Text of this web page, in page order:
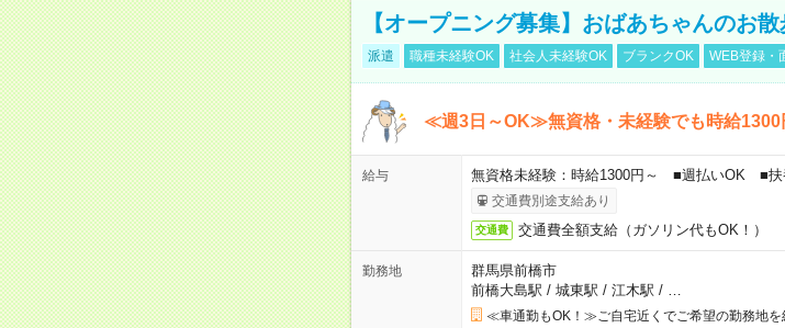
【オープニング募集】おばあちゃんのお
派遣 職種未経験OK 社会人未経験OK ブランクOK WEB登録・
≪週3日～OK≫無資格・未経験でも時給1300
給与 無資格未経験：時給1300円～ ■週払いOK ■
交通費別途支給あり
交通費 交通費全額支給（ガソリン代もOK！）
勤務地
群馬県前橋市
前橋大島駅 / 城東駅 / 江木駅 /
≪車通勤もOK！≫ご自宅近くでご希望の勤務地を